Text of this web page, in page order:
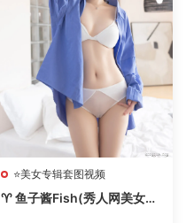
⭐美女专辑套图视频
♈ 鱼子酱Fish(秀人网美女写